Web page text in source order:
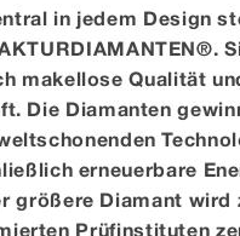
in jedem Design
makellose Qualität
Die Diamanten
erneuerbare
größere Diamant wird
Prüfinstituten